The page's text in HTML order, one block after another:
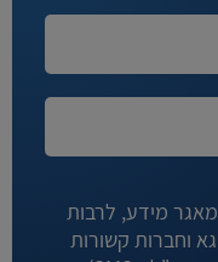
מידע, לרבות
וחברות קשורות